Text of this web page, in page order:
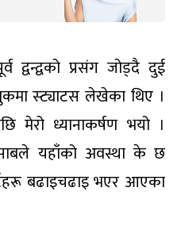
द्वन्द्वको प्रसंग जोड्दै दुई
स्ट्याटस लेखेका थिए ।
मेरो ध्यानाकर्षण भयो ।
यहाँको अवस्था के छ
बढाइचढाइ भएर आएका